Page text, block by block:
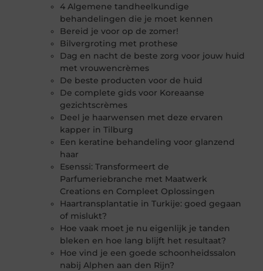
4 Algemene tandheelkundige
behandelingen die je moet kennen
Bereid je voor op de zomer!
Bilvergroting met prothese
Dag en nacht de beste zorg voor jouw huid
met vrouwencrèmes
De beste producten voor de huid
De complete gids voor Koreaanse
gezichtscrèmes
Deel je haarwensen met deze ervaren
kapper in Tilburg
Een keratine behandeling voor glanzend
haar
Esenssi: Transformeert de
Parfumeriebranche met Maatwerk
Creations en Compleet Oplossingen
Haartransplantatie in Turkije: goed gegaan
of mislukt?
Hoe vaak moet je nu eigenlijk je tanden
bleken en hoe lang blijft het resultaat?
Hoe vind je een goede schoonheidssalon
nabij Alphen aan den Rijn?